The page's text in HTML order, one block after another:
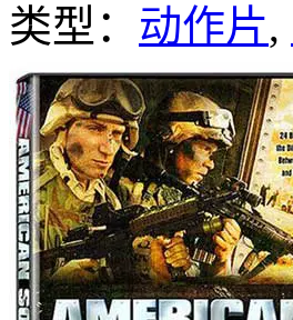
类型： 动作片,